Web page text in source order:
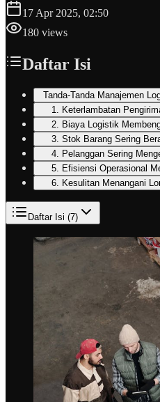
17 Apr 2025, 02:50
180 views
Daftar Isi
Tanda-Tanda Manajemen
1. Keterlambatan
2. Biaya Logistik
3. Stok Barang Sering
4. Pelanggan Sering
5. Efisiensi Operasional
6. Kesulitan Menangani
Daftar Isi (7)